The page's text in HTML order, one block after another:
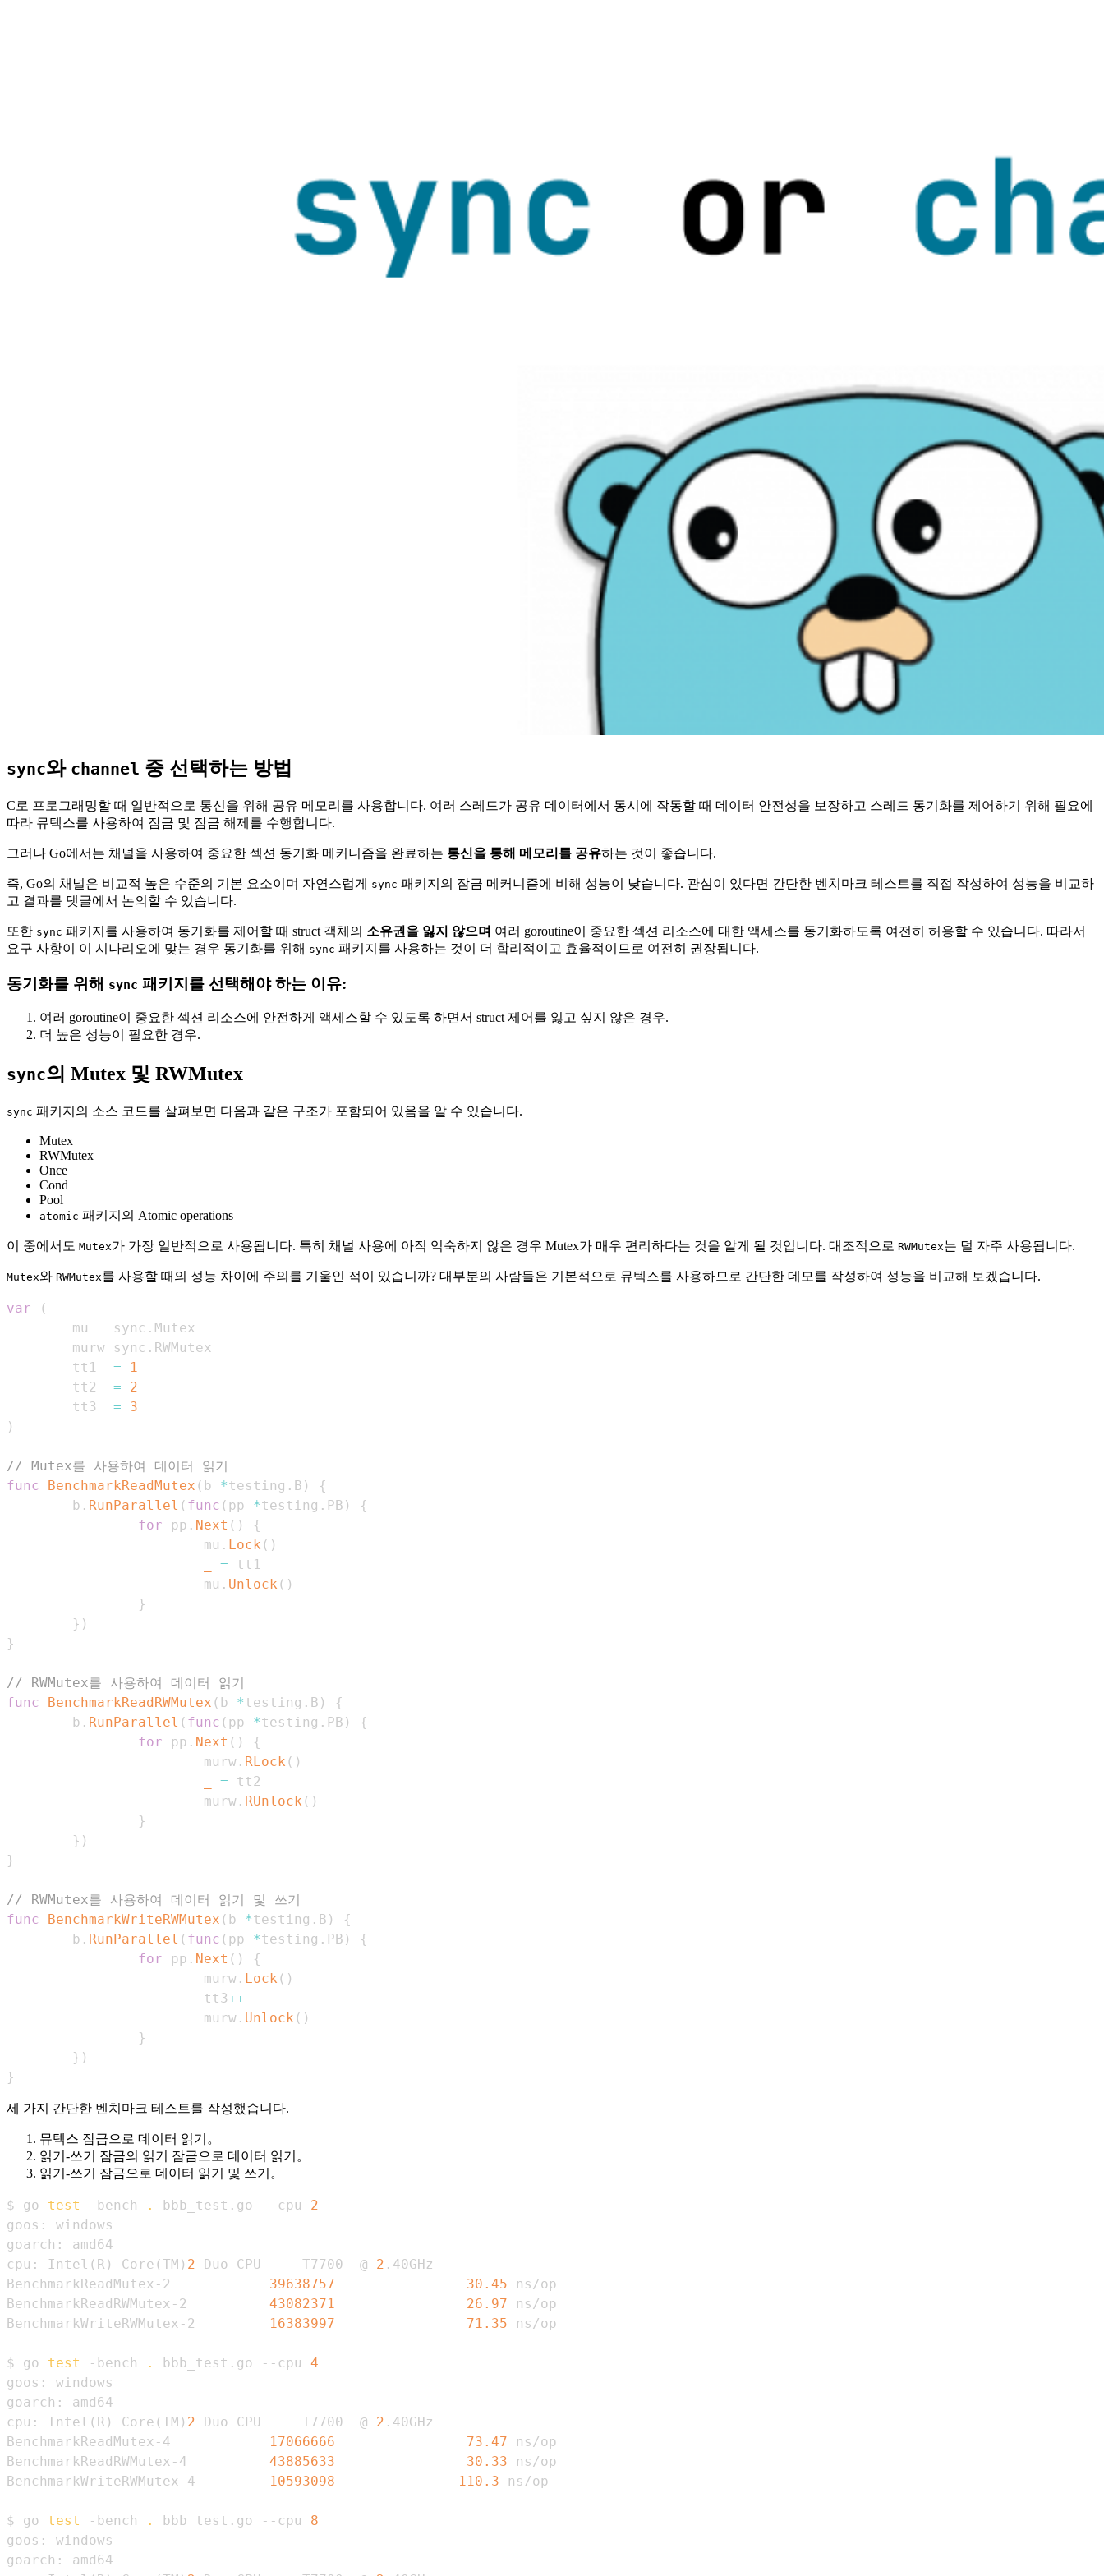
sync와 channel 중 선택하는 방법
C로 프로그래밍할 때 일반적으로 통신을 위해 공유 메모리를 사용합니다. 여러 스레드가 공유 데이터에서 동시에 작동할 때 데이터 안전성을 보장하고 스레드 동기화를 제어하기 위해 필요에
따라 뮤텍스를 사용하여 잠금 및 잠금 해제를 수행합니다.
그러나 Go에서는 채널을 사용하여 중요한 섹션 동기화 메커니즘을 완료하는 통신을 통해 메모리를 공유하는 것이 좋습니다.
즉, Go의 채널은 비교적 높은 수준의 기본 요소이며 자연스럽게 sync 패키지의 잠금 메커니즘에 비해 성능이 낮습니다. 관심이 있다면 간단한 벤치마크 테스트를 직접 작성하여 성능을 비교하
고 결과를 댓글에서 논의할 수 있습니다.
또한 sync 패키지를 사용하여 동기화를 제어할 때 struct 객체의 소유권을 잃지 않으며 여러 goroutine이 중요한 섹션 리소스에 대한 액세스를 동기화하도록 여전히 허용할 수 있습니다. 따라서
요구 사항이 이 시나리오에 맞는 경우 동기화를 위해 sync 패키지를 사용하는 것이 더 합리적이고 효율적이므로 여전히 권장됩니다.
동기화를 위해 sync 패키지를 선택해야 하는 이유:
여러 goroutine이 중요한 섹션 리소스에 안전하게 액세스할 수 있도록 하면서 struct 제어를 잃고 싶지 않은 경우.
더 높은 성능이 필요한 경우.
sync의 Mutex 및 RWMutex
sync 패키지의 소스 코드를 살펴보면 다음과 같은 구조가 포함되어 있음을 알 수 있습니다.
Mutex
RWMutex
Once
Cond
Pool
atomic 패키지의 Atomic operations
이 중에서도 Mutex가 가장 일반적으로 사용됩니다. 특히 채널 사용에 아직 익숙하지 않은 경우 Mutex가 매우 편리하다는 것을 알게 될 것입니다. 대조적으로 RWMutex는 덜 자주 사용됩니다.
Mutex와 RWMutex를 사용할 때의 성능 차이에 주의를 기울인 적이 있습니까? 대부분의 사람들은 기본적으로 뮤텍스를 사용하므로 간단한 데모를 작성하여 성능을 비교해 보겠습니다.
var
(
        mu   sync
.
        murw sync
.
        tt1
=
1
        tt2
=
2
        tt3
=
3
)
// Mutex를 사용하여 데이터 읽기
func
BenchmarkReadMutex ( b *testing . B )
{
        b
. RunParallel ( func ( pp *testing . PB )
{
for pp . Next ( )
{
                        mu
. Lock ( )
=
                        mu
. Unlock ( )
}
} )
}
// RWMutex를 사용하여 데이터 읽기
func
BenchmarkReadRWMutex ( b *testing . B )
{
        b
. RunParallel ( func ( pp *testing . PB )
{
for pp . Next ( )
{
                        murw
. RLock ( )
=
                        murw
. RUnlock ( )
}
} )
}
// RWMutex를 사용하여 데이터 읽기 및 쓰기
func
BenchmarkWriteRWMutex ( b *testing . B )
{
        b
. RunParallel ( func ( pp *testing . PB )
{
for pp . Next ( )
{
                        murw
. Lock ( )
                        tt3
++
                        murw
. Unlock ( )
}
} )
}
세 가지 간단한 벤치마크 테스트를 작성했습니다.
뮤텍스 잠금으로 데이터 읽기。
읽기-쓰기 잠금의 읽기 잠금으로 데이터 읽기。
읽기-쓰기 잠금으로 데이터 읽기 및 쓰기。
$ go test -bench . bbb_test.go --cpu 2
cpu: Intel ( R ) Core (TM ) 2 Duo CPU     T7700  @ 2
BenchmarkReadMutex-2 39638757 30.45
BenchmarkReadRWMutex-2 43082371 26.97
BenchmarkWriteRWMutex-2
16383997 71.35
$ go test -bench . bbb_test.go --cpu 4
cpu: Intel ( R ) Core (TM ) 2 Duo CPU     T7700  @ 2
BenchmarkReadMutex-4
17066666 73.47
BenchmarkReadRWMutex-4 43885633 30.33
BenchmarkWriteRWMutex-4
10593098 110.3
$ go test -bench . bbb_test.go --cpu 8